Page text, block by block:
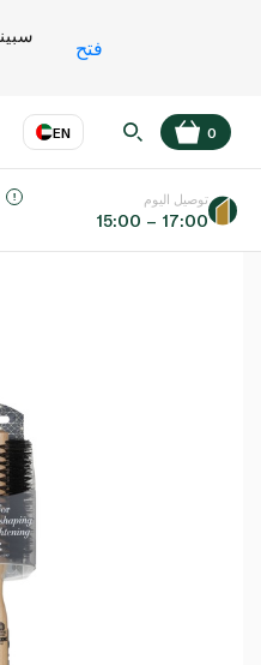
فتح
EN
عر
0
توصيل اليوم
15:00 – 17:00